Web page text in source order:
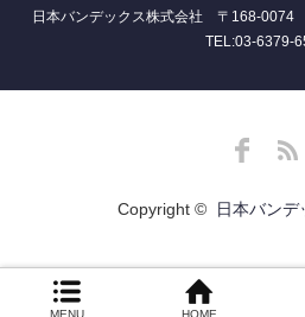
日本バンデックス株式会社 〒168-
TEL:03-6379-
MENU HOME
Copyright © 日本バンデ